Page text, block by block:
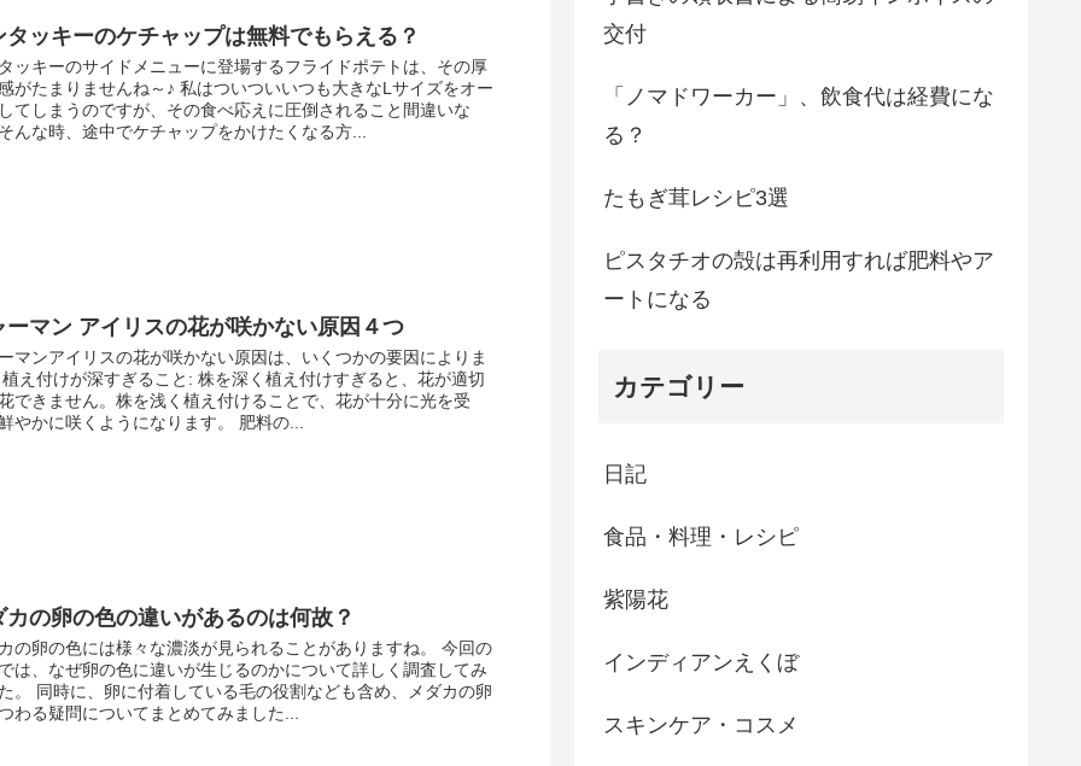
タッキーのケチャップは無料でもらえる？
ッキーのサイドメニューに登場するフライドポテトは、その厚
がたまりませんね～♪ 私はついついいつも大きなLサイズをオー
てしまうのですが、その食べ応えに圧倒されること間違いな
んな時、途中でケチャップをかけたくなる方...
ーマン アイリスの花が咲かない原因４つ
マンアイリスの花が咲かない原因は、いくつかの要因によりま
え付けが深すぎること: 株を深く植え付けすぎると、花が適切
できません。株を浅く植え付けることで、花が十分に光を受
やかに咲くようになります。 肥料の...
カの卵の色の違いがあるのは何故？
の卵の色には様々な濃淡が見られることがありますね。 今回の
は、なぜ卵の色に違いが生じるのかについて詳しく調査してみ
。 同時に、卵に付着している毛の役割なども含め、メダカの卵
わる疑問についてまとめてみました...
交付
「ノマドワーカー」、飲食代は経費にな
る？
たもぎ茸レシピ3選
ピスタチオの殻は再利用すれば肥料やア
ートになる
カテゴリー
日記
食品・料理・レシピ
紫陽花
インディアンえくぼ
スキンケア・コスメ